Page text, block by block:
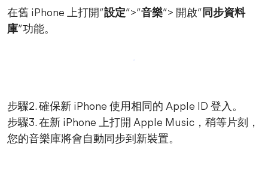
在舊 iPhone 上打開”設定”>”音樂”> 開啟” 同步資料
庫”功能。
步驟2. 確保新 iPhone 使用相同的 Apple ID 登入。
步驟3. 在新 iPhone 上打開 Apple Music，稍等片刻，
您的音樂庫將會自動同步到新裝置。